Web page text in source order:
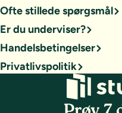
Ofte stillede spørgsmål
Er du underviser?
Handelsbetingelser
Privatlivspolitik